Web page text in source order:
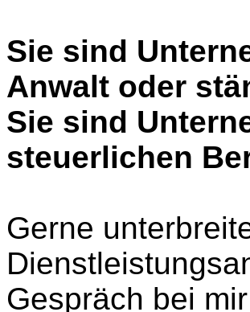
Sie sind
Anwalt oder
Sie sind
steuerlichen
Gerne
Gespräch bei